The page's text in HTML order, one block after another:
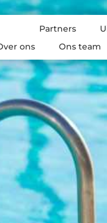
Partners
ons
Ons team